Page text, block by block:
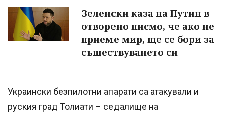
Зеленски каза на Путин в
отворено писмо, че ако не
приеме мир, ще се бори за
съществуването си
Украински безпилотни апарати са атакували и
руския град Толиати – седалище на